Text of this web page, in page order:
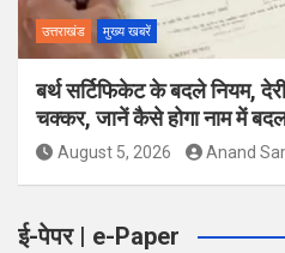
उत्तराखंड मुख्य खबरें
बर्थ सर्टिफिकेट के बदले नियम,
चक्कर, जानें कैसे होगा नाम में
August 5, 2026 Anand
ई-पेपर | e-Paper